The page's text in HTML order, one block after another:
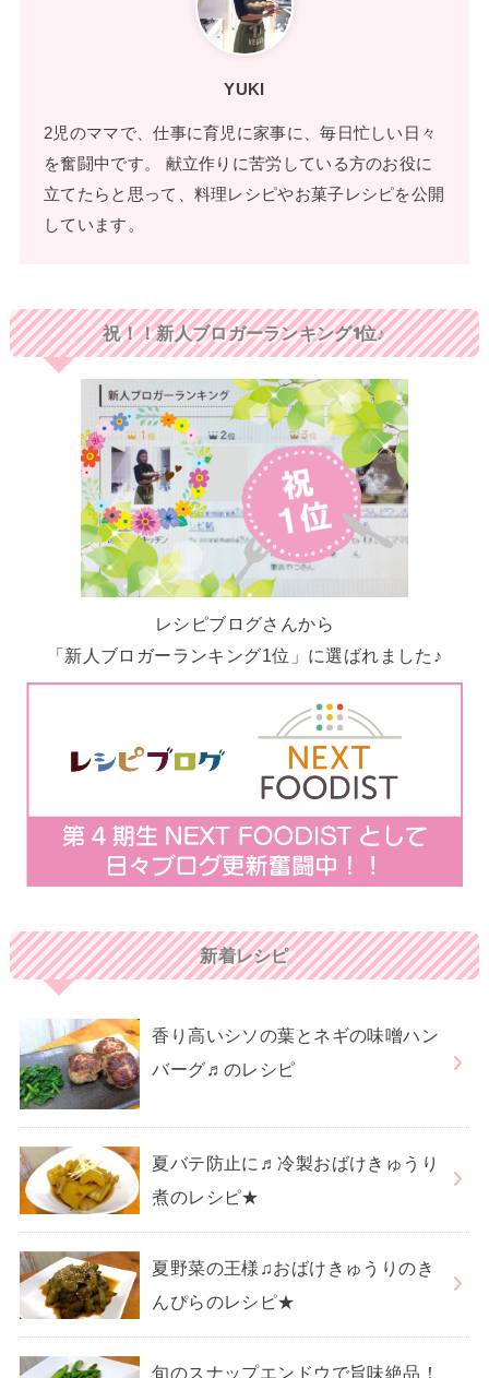
YUKI
2児のママで、仕事に育児に家事に、毎日忙しい日々
を奮闘中です。 献立作りに苦労している方のお役に
立てたらと思って、料理レシピやお菓子レシピを公開
しています。
祝！！新人ブロガーランキング1位♪
レシピブログさんから
「新人ブロガーランキング1位」に選ばれました♪
新着レシピ
香り高いシソの葉とネギの味噌ハン
バーグ♬のレシピ
夏バテ防止に♬冷製おばけきゅうり
煮のレシピ★
夏野菜の王様♫おばけきゅうりのき
んぴらのレシピ★
旬のスナップエンドウで旨味絶品！